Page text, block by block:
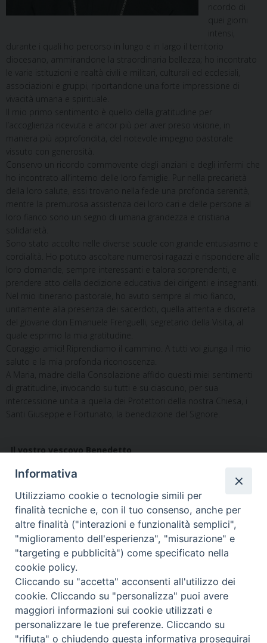
ricordo di
quei giorni
intensi,
durante i quali ho percorso in lungo e in largo il territorio
diocesano, ammirandone la straordinaria bellezza; ho incontrato
le varie istituzioni e realtà civili e militari, culturali ed ecclesiali,
associazioni e gruppi, riportandone una forte impressione di
vivacità umana e spirituale.
Il mio primo sentimento è quello della gratitudine per
l’accoglienza ricevuta e ancor più per aver preso visione, in
maniera più approfondita, del notevole impegno pastorale
vissuto con generosità.
Conservo un ricordo commovente degli anziani e degli infermi che
ho incontrato all’interno delle loro famiglie. Pur nella precarietà
della loro salute, essi trovano nella fede una profonda serenità,
mentre la premurosa assistenza dei loro cari e delle persone al
loro fianco sono un segno di umana grandezza e cristiana
solidarietà.
Sono stato accolto nelle diverse scuole con grande entusiasmo e
cordialità. Ho potuto ascoltare numerosi ragazzi e rispondere alle
loro domande, sempre interessanti e talora sorprendenti, e
prendere atto della dedizione educativa dei dirigenti e insegnanti.
Nel mio itinerario pastorale, ho avuto sempre al mio fianco,
unitamente alla presenza dei sacerdoti, quella attenta e discreta
del giovane don Emanuele Frenguelli, segretario della Visita, al
quale esprimo la mia gratitudine.
Coraggio amici! Riprendiamo il cammino. A tutti voi giunga il mio
saluto e la mia profonda riconoscenza.
A Maria, madre della Consolazione affido questi miei sentimenti
di gratitudine, invocando su tutti e su ciascuno, per sua
intercessione unita a quella dei Protettori della nostra Chiesa, i
Santi Giuseppe e Fortunato, la benedizione del Signore.
Il vostro vescovo Benedetto
Home Il Vescovo Diocesi Pastorale
Liturgia
Beni Culturali
Modulistica
Casa dioc. di Spagliagrano Webmail
Informativa
Utilizziamo cookie o tecnologie simili per
finalità tecniche e, con il tuo consenso, anche per
altre finalità ("interazioni e funzionalità semplici",
"miglioramento dell'esperienza", "misurazione" e
"targeting e pubblicità") come specificato nella
cookie policy.
Cliccando su "accetta" acconsenti all'utilizzo dei
cookie. Cliccando su "personalizza" puoi avere
maggiori informazioni sui cookie utilizzati e
personalizzare le tue preferenze. Cliccando su
"rifiuta" o chiudendo questa informativa proseguirai